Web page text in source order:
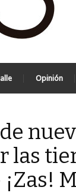
Opinión
las